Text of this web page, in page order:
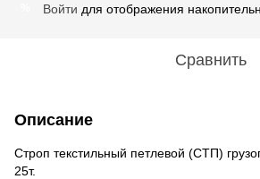
Войти для отображения
Сравнить
Описание
Строп текстильный петлевой (СТП)
25т.